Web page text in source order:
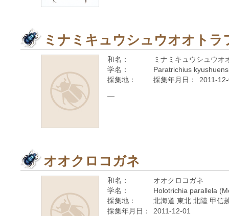
ミナミキュウシュウオオトラ
和名：
ミナミキュウシュウオ
学名：
Paratrichius
採集地：
採集年月日： 2011-
—
オオクロコガネ
和名：
オオクロコガネ
学名：
Holotrichia parallela
採集地：
北海道 東北 北陸 甲信
採集年月日：
2011-12-01